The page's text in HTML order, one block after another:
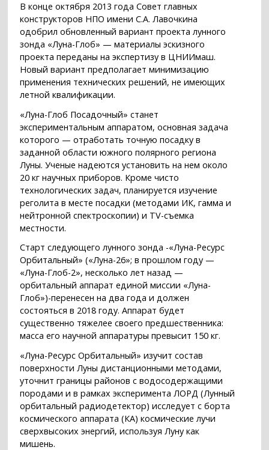
В конце октября 2013 года Совет главных
конструкторов НПО имени С.А. Лавочкина
одобрил обновленный вариант проекта лунного
зонда «Луна-Глоб» — материалы эскизного
проекта переданы на экспертизу в ЦНИИмаш.
Новый вариант предполагает минимизацию
применения технических решений, не имеющих
летной квалификации.
«Луна-Глоб Посадочный» станет
экспериментальным аппаратом, основная задача
которого — отработать точную посадку в
заданной области южного полярного региона
Луны. Ученые надеются установить на нем около
20 кг научных приборов. Кроме чисто
технологических задач, планируется изучение
реголита в месте посадки (методами ИК, гамма и
нейтронной спектроскопии) и TV-съемка
местности.
Старт следующего лунного зонда -«Луна-Ресурс
Орбитальный» («Луна-26»; в прошлом году —
«Луна-Глоб-2», несколько лет назад —
орбитальный аппарат единой миссии «Луна-
Глоб»)-перенесен на два года и должен
состояться в 2018 году. Аппарат будет
существенно тяжелее своего предшественника:
масса его научной аппаратуры превысит 150 кг.
«Луна-Ресурс Орбитальный» изучит состав
поверхности Луны дистанционными методами,
уточнит границы районов с водосодержащими
породами и в рамках эксперимента ЛОРД (Лунный
орбитальный радиодетектор) исследует с борта
космического аппарата (КА) космические лучи
сверхвысоких энергий, используя Луну как
мишень.